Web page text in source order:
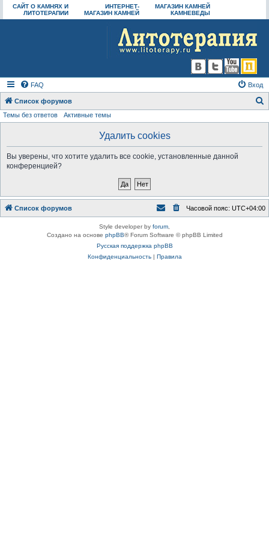
САЙТ О КАМНЯХ И
ЛИТОТЕРАПИИ
ИНТЕРНЕТ-
МАГАЗИН КАМНЕЙ
МАГАЗИН КАМНЕЙ
КАМНЕВЕДЫ
FAQ Вход
Список форумов
Темы без ответов Активные темы
Удалить cookies
Вы уверены, что хотите удалить все cookie, установленные данной
конференцией?
Список форумов Часовой пояс: UTC+04:00
Style developer by forum
Создано на основе phpBB® Forum Software © phpBB Limited
Русская поддержка phpBB
Конфиденциальность| Правила